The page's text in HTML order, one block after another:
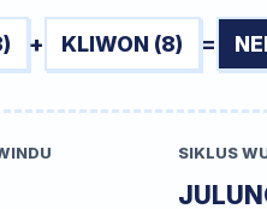
+ KLIWON (8) =
SIKLUS